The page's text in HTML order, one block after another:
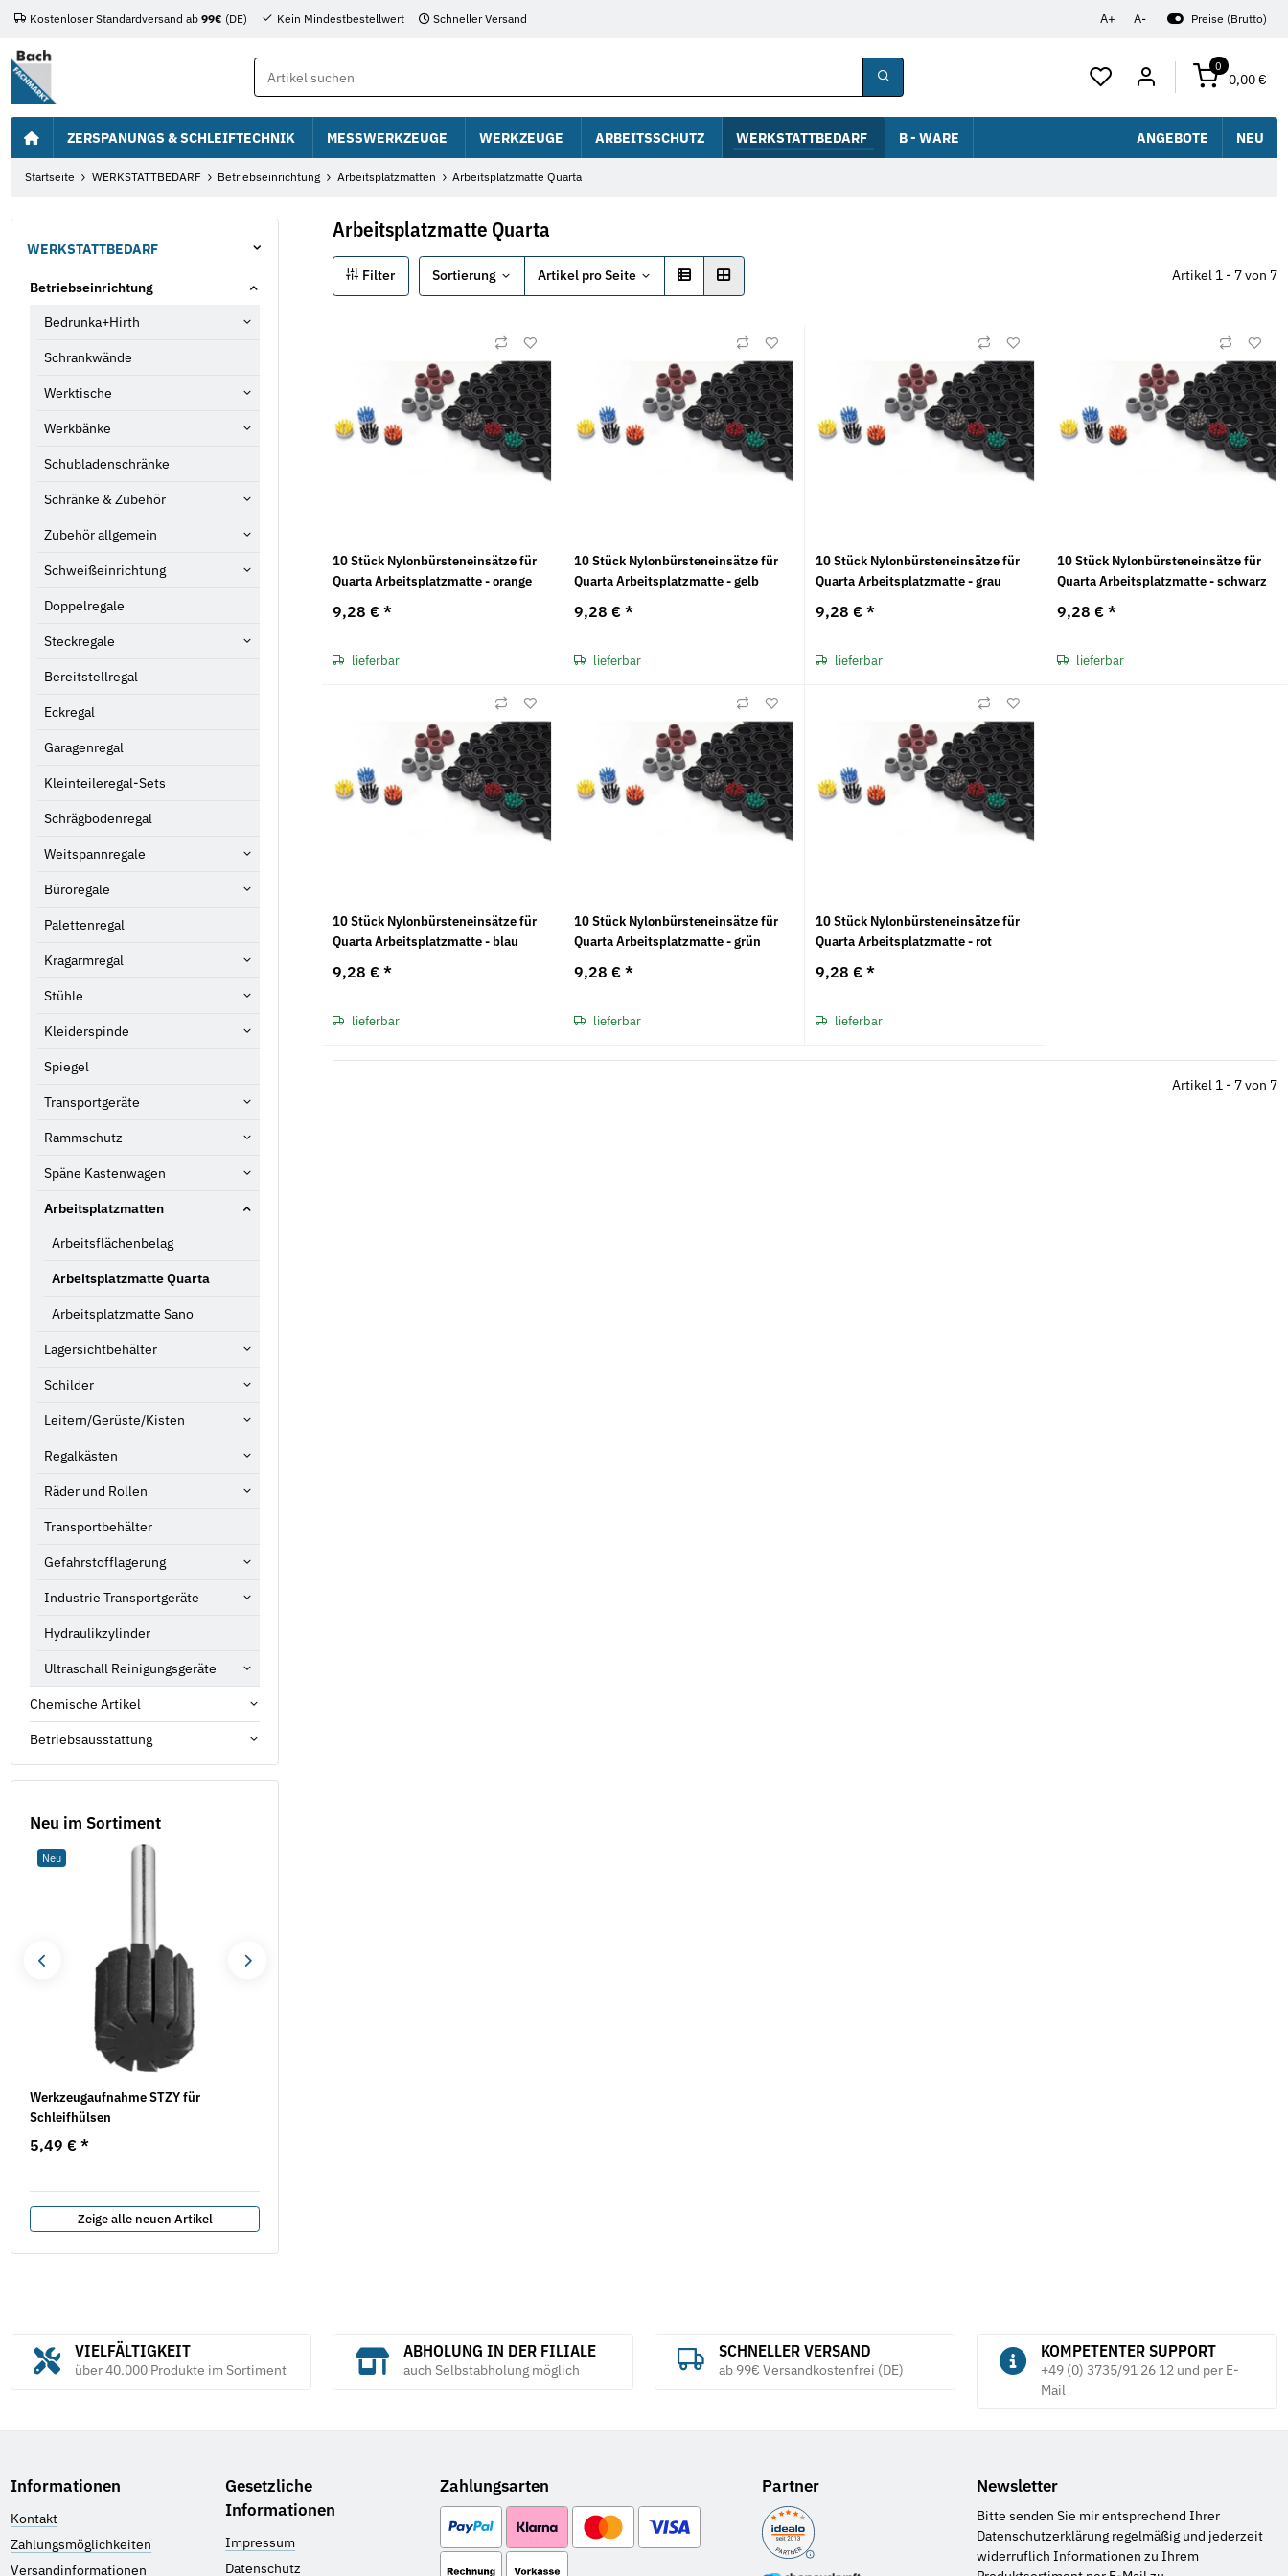
A+ A- Preise (Brutto)
Kostenloser Standardversand ab 99€ (DE) Kein Mindestbestellwert Schneller Versand
0
0,00 €
ZERSPANUNGS & SCHLEIFTECHNIK MESSWERKZEUGE WERKZEUGE ARBEITSSCHUTZ WERKSTATTBEDARF B - WARE ANGEBOTE NEU
Startseite WERKSTATTBEDARF Betriebseinrichtung Arbeitsplatzmatten Arbeitsplatzmatte Quarta
Arbeitsplatzmatte Quarta
Filter Sortierung Artikel pro Seite Artikel 1 - 7 von 7
10 Stück Nylonbürsteneinsätze für
Quarta Arbeitsplatzmatte - orange
9,28 €*
lieferbar
10 Stück Nylonbürsteneinsätze für
Quarta Arbeitsplatzmatte - gelb
9,28 €*
lieferbar
10 Stück Nylonbürsteneinsätze für
Quarta Arbeitsplatzmatte - grau
9,28 €*
lieferbar
10 Stück Nylonbürsteneinsätze für
Quarta Arbeitsplatzmatte - schwarz
9,28 €*
lieferbar
10 Stück Nylonbürsteneinsätze für
Quarta Arbeitsplatzmatte - blau
9,28 €*
lieferbar
10 Stück Nylonbürsteneinsätze für
Quarta Arbeitsplatzmatte - grün
9,28 €*
lieferbar
10 Stück Nylonbürsteneinsätze für
Quarta Arbeitsplatzmatte - rot
9,28 €*
lieferbar
Artikel 1 - 7 von 7
WERKSTATTBEDARF
Betriebseinrichtung
Bedrunka+Hirth
Schrankwände
Werktische
Werkbänke
Schubladenschränke
Schränke & Zubehör
Zubehör allgemein
Schweißeinrichtung
Doppelregale
Steckregale
Bereitstellregal
Eckregal
Garagenregal
Kleinteileregal-Sets
Schrägbodenregal
Weitspannregale
Büroregale
Palettenregal
Kragarmregal
Stühle
Kleiderspinde
Spiegel
Transportgeräte
Rammschutz
Späne Kastenwagen
Arbeitsplatzmatten
Arbeitsflächenbelag
Arbeitsplatzmatte Quarta
Arbeitsplatzmatte Sano
Lagersichtbehälter
Schilder
Leitern/Gerüste/Kisten
Regalkästen
Räder und Rollen
Transportbehälter
Gefahrstofflagerung
Industrie Transportgeräte
Hydraulikzylinder
Ultraschall Reinigungsgeräte
Chemische Artikel
Betriebsausstattung
Neu im Sortiment
Neu
Werkzeugaufnahme STZY für
Schleifhülsen
5,49 € *
Zeige alle neuen Artikel
VIELFÄLTIGKEIT
über 40.000 Produkte im Sortiment
ABHOLUNG IN DER FILIALE
auch Selbstabholung möglich
SCHNELLER VERSAND
ab 99€ Versandkostenfrei (DE)
KOMPETENTER SUPPORT
+49 (0) 3735/91 26 12 und per E-
Mail
Informationen
Kontakt
Zahlungsmöglichkeiten
Versandinformationen
Gesetzliche
Informationen
Impressum
Datenschutz
Zahlungsarten Partner Newsletter
Bitte senden Sie mir entsprechend Ihrer
Datenschutzerklärung regelmäßig und jederzeit
widerruflich Informationen zu Ihrem